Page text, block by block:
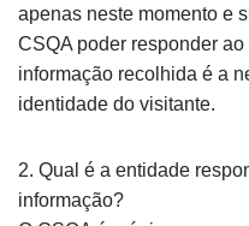
apenas neste momento e
CSQA poder responder
informação recolhida é a
identidade do visitante.
2. Qual é a entidade
informação?